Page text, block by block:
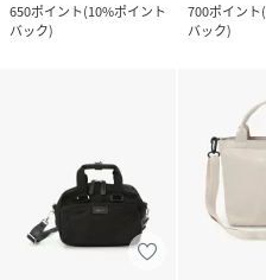
650ポイント(10%ポイント
バック)
700ポイント(
バック)